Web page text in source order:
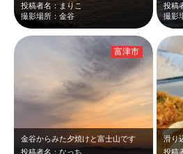
投稿者名：まりこ
撮影場所：金谷
投稿
撮影
金谷からみた夕焼けと富士山です
投稿者名：なっち
富津市
投稿